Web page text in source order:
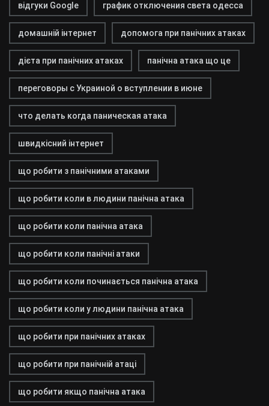
відгуки Google график отключения света одесса
домашній інтернет допомога при панічних атаках
дієта при панічних атаках панічна атака що це
переговоры с Украиной о вступлении в июне
что делать когда паническая атака
швидкісний інтернет
що робити з панічними атаками
що робити коли в людини панічна атака
що робити коли панічна атака
що робити коли панічні атаки
що робити коли починається панічна атака
що робити коли у людини панічна атака
що робити при панічних атаках
що робити при панічній атаці
що робити якщо панічна атака